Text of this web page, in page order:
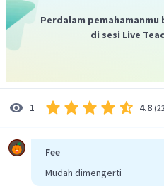
Perdalam pemahamanmu
di sesi Live
1 4.8 (
Fee
Mudah dimengerti